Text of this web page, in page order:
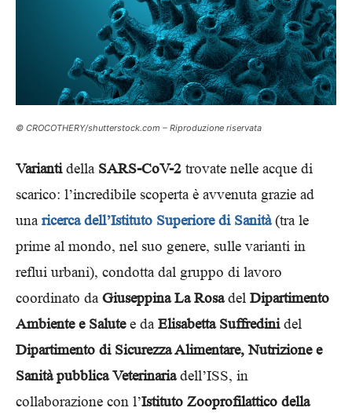
© CROCOTHERY/shutterstock.com – Riproduzione riservata
Variantidella SARS-CoV-2 trovate nelle acque di
scarico: l’incredibile scoperta è avvenuta grazie ad
unaricerca dell’Istituto Superiore di Sanità (tra le
prime al mondo, nel suo genere, sulle varianti in
reflui urbani), condotta dal gruppo di lavoro
coordinato daGiuseppina La Rosadel Dipartimento
Ambiente e Salutee daElisabetta Suffredinidel
Dipartimento di Sicurezza Alimentare, Nutrizione e
Sanità pubblica Veterinariadell’ISS, in
collaborazione con l’Istituto Zooprofilattico della